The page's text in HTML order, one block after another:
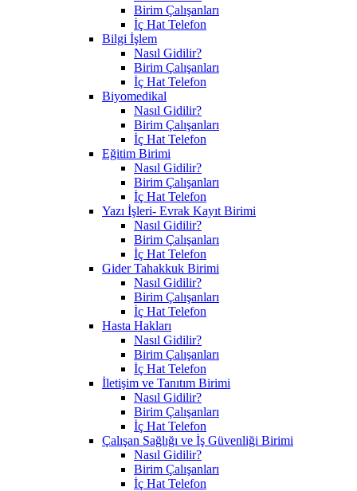
Birim Çalışanları
İç Hat Telefon
Bilgi İşlem
Nasıl Gidilir?
Birim Çalışanları
İç Hat Telefon
Biyomedikal
Nasıl Gidilir?
Birim Çalışanları
İç Hat Telefon
Eğitim Birimi
Nasıl Gidilir?
Birim Çalışanları
İç Hat Telefon
Yazı İşleri- Evrak Kayıt Birimi
Nasıl Gidilir?
Birim Çalışanları
İç Hat Telefon
Gider Tahakkuk Birimi
Nasıl Gidilir?
Birim Çalışanları
İç Hat Telefon
Hasta Hakları
Nasıl Gidilir?
Birim Çalışanları
İç Hat Telefon
İletişim ve Tanıtım Birimi
Nasıl Gidilir?
Birim Çalışanları
İç Hat Telefon
Çalışan Sağlığı ve İş Güvenliği Birimi
Nasıl Gidilir?
Birim Çalışanları
İç Hat Telefon